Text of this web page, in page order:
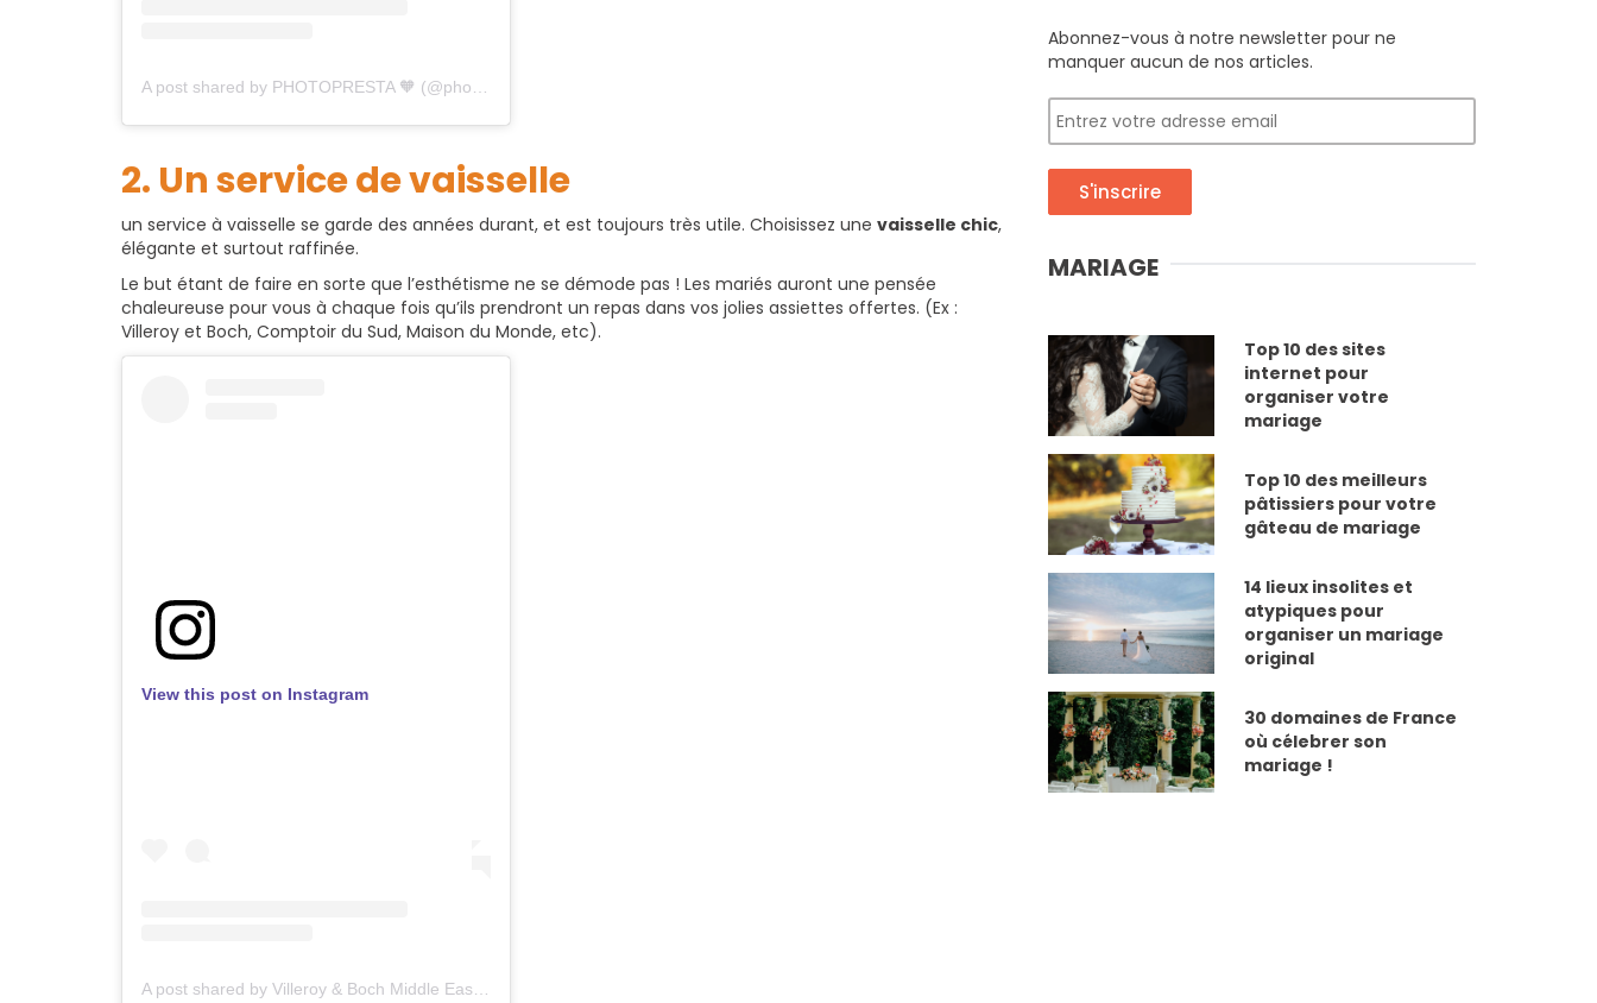
A post shared by PHOTOPRESTA 🧡 (@photopresta)
2. Un service de vaisselle
un service à vaisselle se garde des années durant, et est toujours très utile. Choisissez une vaisselle chic,
élégante et surtout raffinée.
Le but étant de faire en sorte que l’esthétisme ne se démode pas ! Les mariés auront une pensée
chaleureuse pour vous à chaque fois qu’ils prendront un repas dans vos jolies assiettes offertes. (Ex :
Villeroy et Boch, Comptoir du Sud, Maison du Monde, etc).
View this post on Instagram
A post shared by Villeroy & Boch Middle East (@villeroybochme)
Abonnez-vous à notre newsletter pour ne
manquer aucun de nos articles.
S'inscrire
MARIAGE
Top 10 des sites
internet pour
organiser votre
mariage
Top 10 des meilleurs
pâtissiers pour votre
gâteau de mariage
14 lieux insolites et
atypiques pour
organiser un mariage
original
30 domaines de France
où célebrer son
mariage !